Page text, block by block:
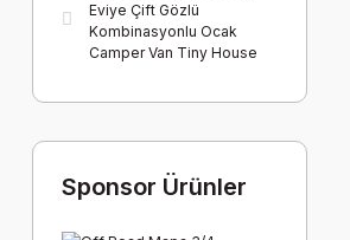
Eviye Çift Gözlü
Kombinasyonlu Ocak
Camper Van Tiny House
Sponsor Ürünler